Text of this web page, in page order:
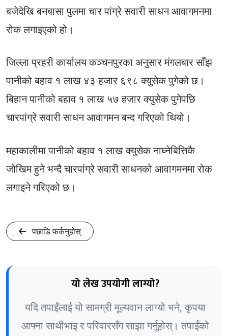
बजेदेखि बनबासा पुलमा चार पांग्रे सवारी साधन आवागमनमा
रोक लगाइएको हो।
जिल्ला प्रहरी कार्यालय कञ्चनपुरका अनुसार मंगलबार साँझ
पानीको बहाव १ लाख ४३ हजार ६९८ क्युसेक पुगेको छ।
बिहान पानीको बहाव १ लाख ५७ हजार क्युसेक पुगेपछि
चारपांग्रे सवारी साधन आवागमन बन्द गरिएको थियो।
महाकालीमा पानीको बहाव १ लाख क्युसेक नाघ्नेबित्तिकै
जोखिम हुने भन्दै चारपांग्रे सवारी साधनको आवागमनमा रोक
लगाइने गरिएको छ।
पछाडि फर्कनुहोस्
यो लेख उपयोगी लाग्यो?
यदि तपाईंलाई यो सामग्री मूल्यवान लाग्यो भने, कृपया
आफ्ना साथीभाइ र परिवारसँग साझा गर्नुहोस्। तपाईंको